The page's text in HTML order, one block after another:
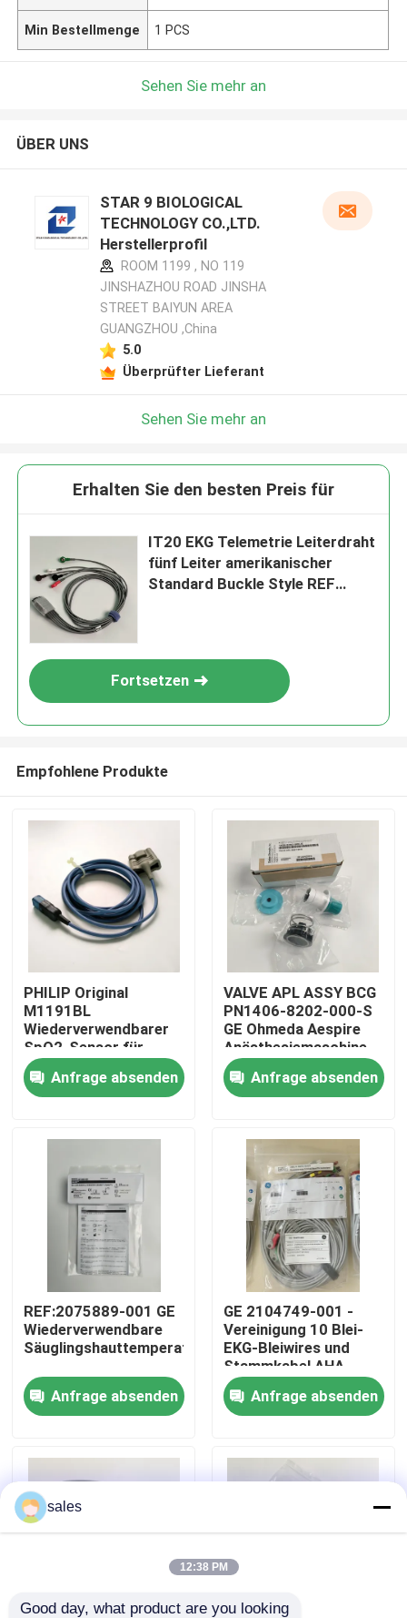
Zu Hause
Videos
Über uns
Werksbesichtigung
Qualitätskontrolle
Bitte um ein Angebot
Patientenmonitormodul
Min Bestellmenge 1 PCS
Sehen Sie mehr an
ÜBER UNS
STAR 9 BIOLOGICAL
TECHNOLOGY CO.,LTD.
Herstellerprofil
ROOM 1199 , NO 119
JINSHAZHOU ROAD JINSHA
STREET BAIYUN AREA
GUANGZHOU ,China
5.0
Überprüfter Lieferant
Sehen Sie mehr an
Erhalten Sie den besten Preis für
IT20 EKG Telemetrie Leiterdraht
fünf Leiter amerikanischer
Standard Buckle Style REF
Fortsetzen
Empfohlene Produkte
PHILIP Original
M1191BL
Wiederverwendbarer
SpO2-Sensor für
Erwachsene (3m)
REF:989803144381
Anfrage absenden
VALVE APL ASSY BCG
PN1406-8202-000-S
GE Ohmeda Aespire
Anästhesiemaschine
Aestiva Modell APL-
Ventil, ohne
Basisversion
Anfrage absenden
REF:2075889-001 GE
Wiederverwendbare
Säuglingshauttemperatursonde
Anfrage absenden
GE 2104749-001 -
Vereinigung 10 Blei-
EKG-Bleiwires und
Stammkabel,AHA
Anfrage absenden
sales
12:38 PM
Good day, what product are you looking